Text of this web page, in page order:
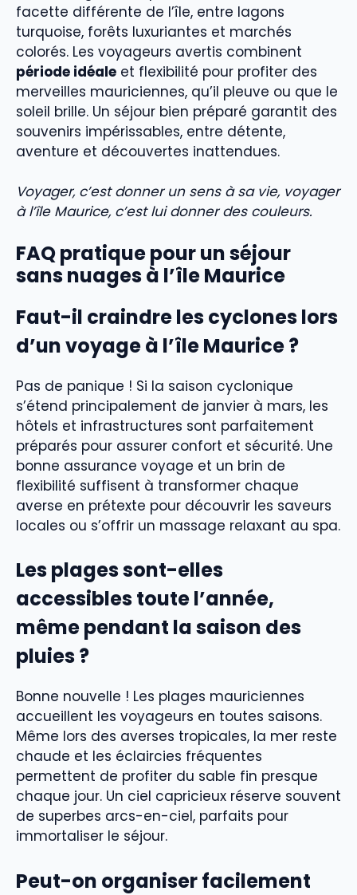
facette différente de l’île, entre lagons
turquoise, forêts luxuriantes et marchés
colorés. Les voyageurs avertis combinent
période idéale et flexibilité pour profiter des
merveilles mauriciennes, qu’il pleuve ou que le
soleil brille. Un séjour bien préparé garantit des
souvenirs impérissables, entre détente,
aventure et découvertes inattendues.
Voyager, c’est donner un sens à sa vie, voyager
à l’île Maurice, c’est lui donner des couleurs.
FAQ pratique pour un séjour
sans nuages à l’île Maurice
Faut-il craindre les cyclones lors
d’un voyage à l’île Maurice ?
Pas de panique ! Si la saison cyclonique
s’étend principalement de janvier à mars, les
hôtels et infrastructures sont parfaitement
préparés pour assurer confort et sécurité. Une
bonne assurance voyage et un brin de
flexibilité suffisent à transformer chaque
averse en prétexte pour découvrir les saveurs
locales ou s’offrir un massage relaxant au spa.
Les plages sont-elles
accessibles toute l’année,
même pendant la saison des
pluies ?
Bonne nouvelle ! Les plages mauriciennes
accueillent les voyageurs en toutes saisons.
Même lors des averses tropicales, la mer reste
chaude et les éclaircies fréquentes
permettent de profiter du sable fin presque
chaque jour. Un ciel capricieux réserve souvent
de superbes arcs-en-ciel, parfaits pour
immortaliser le séjour.
Peut-on organiser facilement